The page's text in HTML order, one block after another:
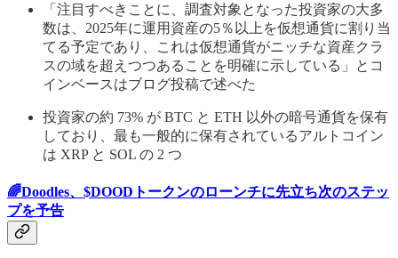
「注目すべきことに、調査対象となった投資家の大多
数は、2025年に運用資産の5％以上を仮想通貨に割り当
てる予定であり、これは仮想通貨がニッチな資産クラ
スの域を超えつつあることを明確に示している」とコ
インベースはブログ投稿で述べた
投資家の約 73% が BTC と ETH 以外の暗号通貨を保有
しており、最も一般的に保有されているアルトコイン
は XRP と SOL の 2 つ
🌈Doodles、$DOODトークンのローンチに先立ち次のステッ
プを予告